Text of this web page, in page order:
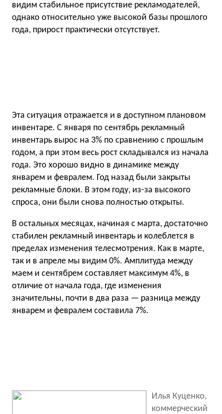
видим стабильное присутствие рекламодателей,
однако относительно уже высокой базы прошлого
года, прирост практически отсутствует.
Эта ситуация отражается и в доступном плановом
инвентаре. С января по сентябрь рекламный
инвентарь вырос на 3% по сравнению с прошлым
годом, а при этом весь рост складывался из начала
года. Это хорошо видно в динамике между
январем и февралем. Год назад были закрыты
рекламные блоки. В этом году, из-за высокого
спроса, они были снова полностью открыты.
В остальных месяцах, начиная с марта, достаточно
стабилен рекламный инвентарь и колеблется в
пределах изменения телесмотрения. Как в марте,
так и в апреле мы видим 0%. Амплитуда между
маем и сентябрем составляет максимум 4%, в
отличие от начала года, где изменения
значительны, почти в два раза — разница между
январем и февралем составила 7%.
Илья Куценко,
коммерческий